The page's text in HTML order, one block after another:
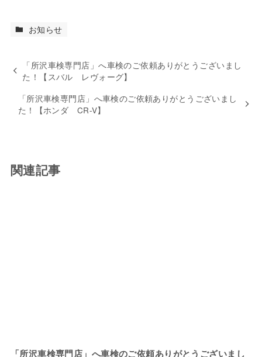
お知らせ
「所沢車検専門店」へ車検のご依頼ありがとうございまし
た！【スバル レヴォーグ】
「所沢車検専門店」へ車検のご依頼ありがとうございまし
た！【ホンダ CR-V】
関連記事
「所沢車検専門店」へ車検のご依頼ありがとうございまし